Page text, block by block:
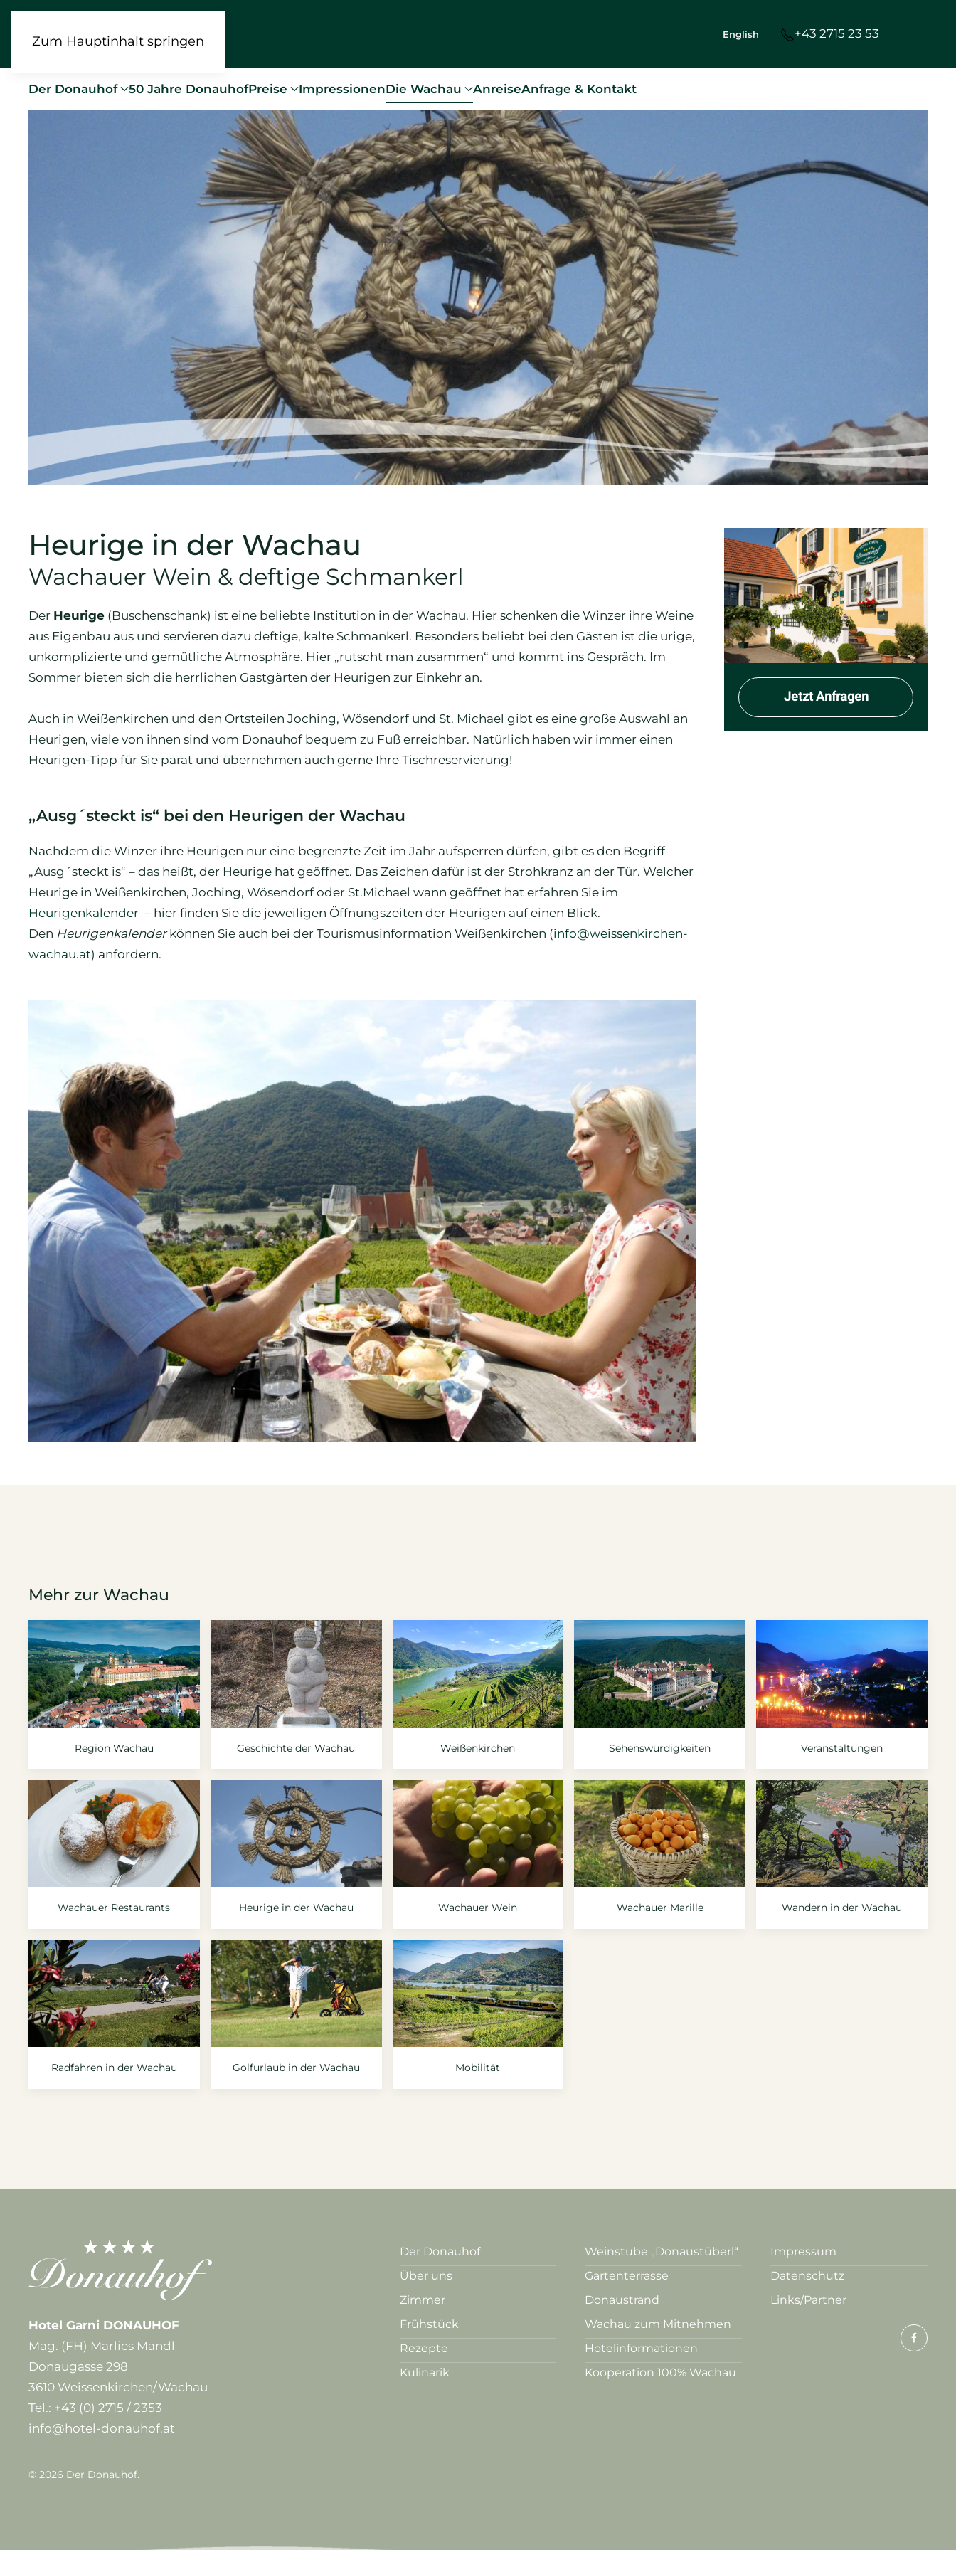
Zum Hauptinhalt springen English +43 2715 23 53
Der Donauhof 50 Jahre DonauhofPreise ImpressionenDie Wachau AnreiseAnfrage & Kontakt
Heurige in der Wachau
Wachauer Wein & deftige Schmankerl
Der Heurige (Buschenschank) ist eine beliebte Institution in der Wachau. Hier schenken die Winzer ihre Weine
aus Eigenbau aus und servieren dazu deftige, kalte Schmankerl. Besonders beliebt bei den Gästen ist die urige,
unkomplizierte und gemütliche Atmosphäre. Hier „rutscht man zusammen“ und kommt ins Gespräch. Im
Sommer bieten sich die herrlichen Gastgärten der Heurigen zur Einkehr an.
Auch in Weißenkirchen und den Ortsteilen Joching, Wösendorf und St. Michael gibt es eine große Auswahl an
Heurigen, viele von ihnen sind vom Donauhof bequem zu Fuß erreichbar. Natürlich haben wir immer einen
Heurigen-Tipp für Sie parat und übernehmen auch gerne Ihre Tischreservierung!
„Ausg´steckt is“ bei den Heurigen der Wachau
Nachdem die Winzer ihre Heurigen nur eine begrenzte Zeit im Jahr aufsperren dürfen, gibt es den Begriff
„Ausg´steckt is“ – das heißt, der Heurige hat geöffnet. Das Zeichen dafür ist der Strohkranz an der Tür. Welcher
Heurige in Weißenkirchen, Joching, Wösendorf oder St.Michael wann geöffnet hat erfahren Sie im
Heurigenkalender – hier finden Sie die jeweiligen Öffnungszeiten der Heurigen auf einen Blick.
Den Heurigenkalenderkönnen Sie auch bei der Tourismusinformation Weißenkirchen (info@weissenkirchen-
wachau.at) anfordern.
Jetzt Anfragen
Mehr zur Wachau
Region Wachau Geschichte der Wachau Weißenkirchen Sehenswürdigkeiten Veranstaltungen
Wachauer Restaurants Heurige in der Wachau Wachauer Wein Wachauer Marille Wandern in der Wachau
Radfahren in der Wachau Golfurlaub in der Wachau Mobilität
Hotel Garni DONAUHOF
Mag. (FH) Marlies Mandl
Donaugasse 298
3610 Weissenkirchen/Wachau
Tel.: +43 (0) 2715 / 2353
info@hotel-donauhof.at
Der Donauhof
Über uns
Zimmer
Frühstück
Rezepte
Kulinarik
Weinstube „Donaustüberl“
Gartenterrasse
Donaustrand
Wachau zum Mitnehmen
Hotelinformationen
Kooperation 100% Wachau
Impressum
Datenschutz
Links/Partner
© 2026 Der Donauhof.